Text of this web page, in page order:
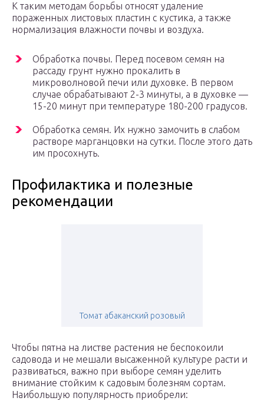
К таким методам борьбы относят удаление
пораженных листовых пластин с кустика, а также
нормализация влажности почвы и воздуха.
Обработка почвы. Перед посевом семян на
рассаду грунт нужно прокалить в
микроволновой печи или духовке. В первом
случае обрабатывают 2-3 минуты, а в духовке —
15-20 минут при температуре 180-200 градусов.
Обработка семян. Их нужно замочить в слабом
растворе марганцовки на сутки. После этого дать
им просохнуть.
Профилактика и полезные
рекомендации
Томат абаканский розовый
Чтобы пятна на листве растения не беспокоили
садовода и не мешали высаженной культуре расти и
развиваться, важно при выборе семян уделить
внимание стойким к садовым болезням сортам.
Наибольшую популярность приобрели: